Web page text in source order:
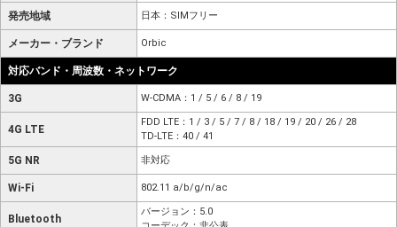
発売地域 日本：SIMフリー
メーカー・ブランド Orbic
対応バンド・周波数・ネットワーク
3G W-CDMA：1 / 5 / 6 / 8 / 19
4G LTE
FDD LTE：1 / 3 / 5 / 7 / 8 / 18 / 19 / 20 / 26 / 28
TD-LTE：40 / 41
5G NR 非対応
Wi-Fi 802.11 a/b/g/n/ac
Bluetooth
バージョン：5.0